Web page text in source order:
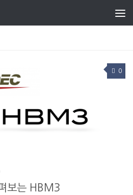
0
보는 HBM3